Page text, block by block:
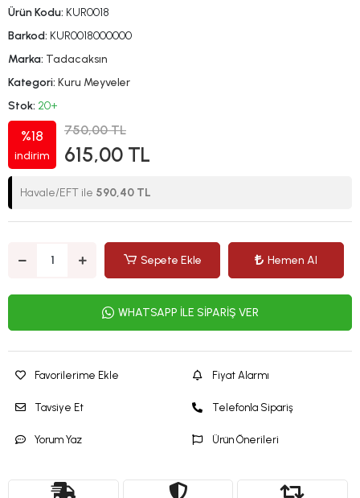
Ürün Kodu: KUR0018
Barkod: KUR0018000000
Marka: Tadacaksın
Kategori: Kuru Meyveler
Stok: 20+
%18
indirim
750,00 TL
615,00 TL
Havale/EFT ile 590,40 TL
Sepete Ekle Hemen Al
WHATSAPP İLE SİPARİŞ VER
Favorilerime Ekle
Tavsiye Et
Yorum Yaz
Fiyat Alarmı
Telefonla Sipariş
Ürün Önerileri